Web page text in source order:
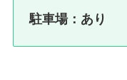
駐車場：あり